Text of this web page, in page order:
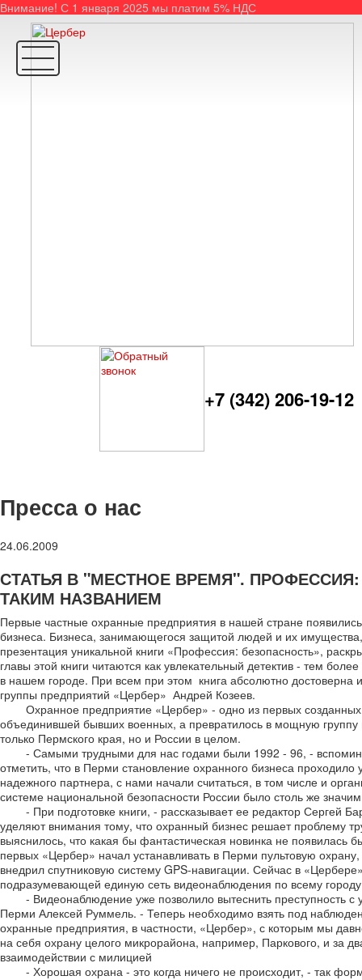
Внимание! С 1 января 2025 мы платим 5% НДС
+7 (342) 206-19-12
Пресса о нас
24.06.2009
СТАТЬЯ В "МЕСТНОЕ ВРЕМЯ".
ТАКИМ НАЗВАНИЕМ
Первые частные охранные предприятия в нашей стране
бизнеса. Бизнеса, занимающегося защитой людей и их
презентация уникальной книги «Профессия: безопасность»,
главы этой книги читаются как увлекательный детектив - тем
в нашем городе. При всем при этом книга абсолютно достоверна
группы предприятий «Цербер» Андрей Козеев.
Охранное предприятие «Цербер» - одно из первых
объединившей бывших военных, а превратилось в мощную
только Пермского края, но и России в целом.
- Самыми трудными для нас годами были 1992 - 96, -
отметить, что в Перми становление охранного бизнеса
надежного партнера, с нами начали считаться, в том числе и
системе национальной безопасности России было столь же
- При подготовке книги, - рассказывает ее редактор Сергей
уделяют внимания тому, что охранный бизнес решает проблему
выяснилось, что какая бы фантастическая новинка не появилась
первых «Цербер» начал устанавливать в Перми пультовую
внедрил спутниковую систему GPS-навигации. Сейчас в
подразумевающей единую сеть видеонаблюдения по всему
- Видеонаблюдение уже позволило вытеснить преступность с
Перми Алексей Руммель. - Теперь необходимо взять под
охранные предприятия, в частности, «Цербер», с которым мы
на себя охрану целого микрорайона, например, Паркового, и за
взаимодействии с милицией
- Хорошая охрана - это когда ничего не происходит, - так